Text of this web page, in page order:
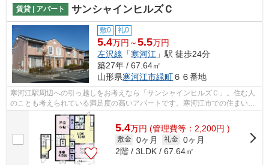
賃貸 | アパート サンシャインヒルズＣ
敷0 礼0
5.4万円～5.5万円
左沢線 「寒河江 」駅 徒歩24分
築27年 / 67.64㎡
山形県寒河江市緑町６６番地
寒河江駅周辺への引っ越しをお考えなら「サンシャインヒルズＣ」。住む人
のことも考えられている満足度の高いアパートです。寒河江市での住まい選
びは、交通の利便性高い寒河江近くに...
5.4万円 (管理費等：2,200円 )
敷金 0ヶ月 礼金 0ヶ月
2階 / 3LDK / 67.64㎡